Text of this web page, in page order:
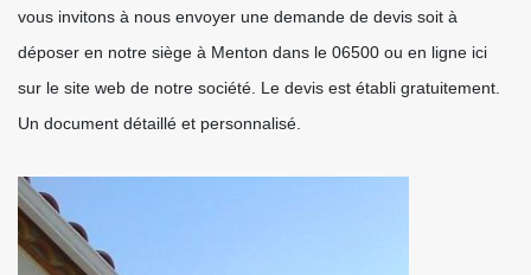
vous invitons à nous envoyer une demande de devis soit à
déposer en notre siège à Menton dans le 06500 ou en ligne ici
sur le site web de notre société. Le devis est établi gratuitement.
Un document détaillé et personnalisé.